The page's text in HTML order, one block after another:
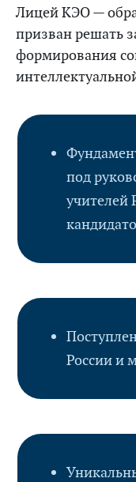
Лицей КЭО —
призван решать
формирования
под
учителей
России и